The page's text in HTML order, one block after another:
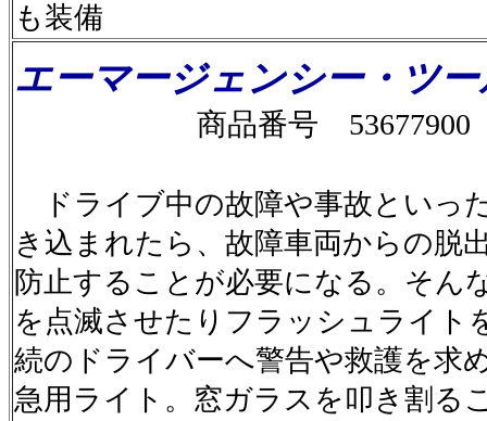
も装備
エーマージェンシー・ツ
商品番号 53677900
ドライブ中の故障や事故といっ
き込まれたら、故障車両からの脱
防止することが必要になる。そん
を点滅させたりフラッシュライト
続のドライバーへ警告や救護を求
急用ライト。窓ガラスを叩き割る